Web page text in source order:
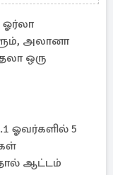
அலானா
ஒரு
ஓவர்களில் 5
ஆட்டம்